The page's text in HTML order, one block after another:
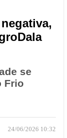
se
Frio
24/06/2026 10:32